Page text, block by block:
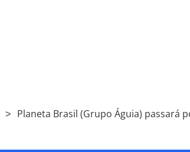
Planeta Brasil (Grupo Águia) passará